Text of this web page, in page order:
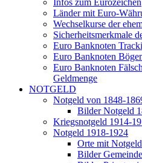
Infos zum Eurozeichen
Länder mit Euro-
Wechselkurse der
Sicherheitsmerkmale
Euro Banknoten
Euro Banknoten
Euro Banknoten
Geldmenge
NOTGELD
Notgeld von 1848-
Bilder Notgeld
Kriegsnotgeld 1914-
Notgeld 1918-1924
Orte mit
Bilder